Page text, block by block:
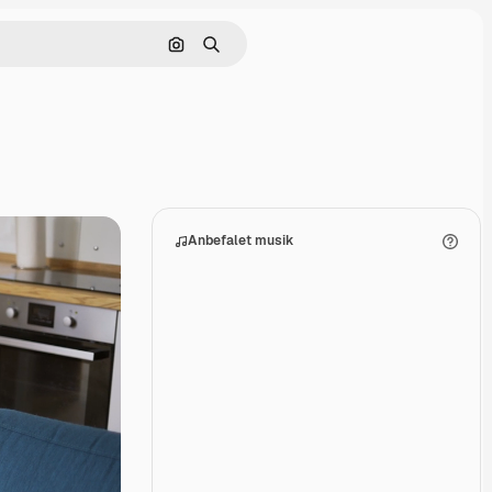
Søg efter billede
Søge
Anbefalet musik